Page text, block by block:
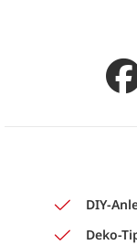
DIY-
Deko-